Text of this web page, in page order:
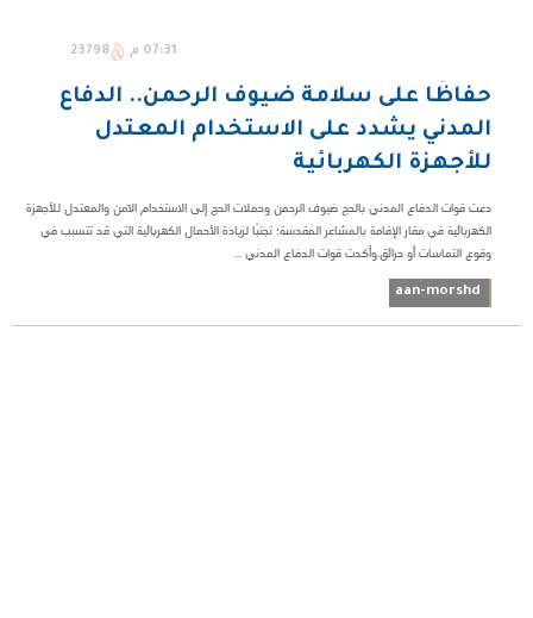
07:31 م 23798
حفاظًا على سلامة ضيوف الرحمن.. الدفاع
المدني يشدد على الاستخدام المعتدل
للأجهزة الكهربائية
دعت قوات الدفاع المدني بالحج ضيوف الرحمن وحملات الحج إلى الاستخدام الآمن والمعتدل للأجهزة
الكهربائية في مقار الإقامة بالمشاعر المقدسة؛ تجنبًا لزيادة الأحمال الكهربائية التي قد تتسبب في
وقوع التماسات أو حرائق.وأكدت قوات الدفاع المدني ...
aan-morshd